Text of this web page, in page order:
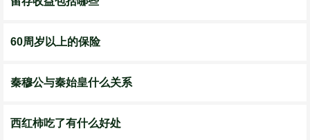
60周岁以上的保险
秦穆公与秦始皇什么关系
西红柿吃了有什么好处